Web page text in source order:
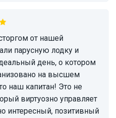
парусную лодку и
день, о котором
на высшем
наш капитан! Это не
виртуозно управляет
интересный, позитивный